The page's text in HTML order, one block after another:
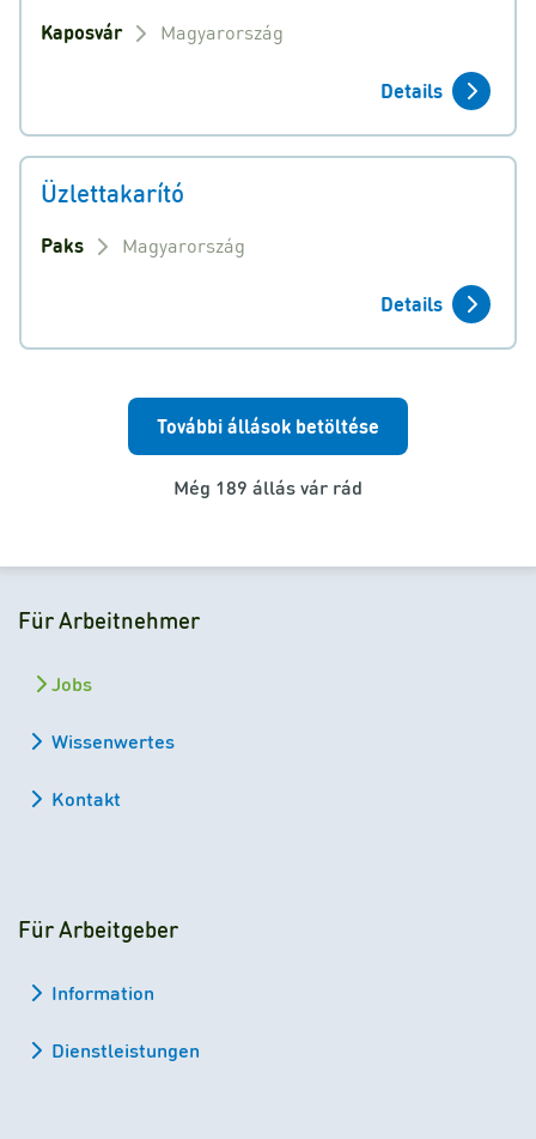
Kaposvár Magyarország
Details
Üzlettakarító
Paks Magyarország
Details
További állások betöltése
Még 189 állás vár rád
Für Arbeitnehmer
Jobs
Wissenwertes
Kontakt
Für Arbeitgeber
Information
Dienstleistungen